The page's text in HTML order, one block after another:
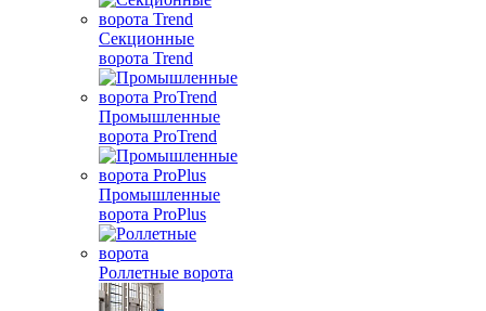
Секционные
ворота Trend
Промышленные
ворота ProTrend
Промышленные
ворота ProPlus
Роллетные ворота